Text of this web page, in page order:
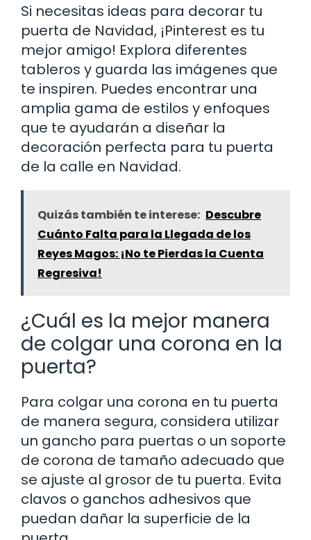
Si necesitas ideas para decorar tu
puerta de Navidad, ¡Pinterest es tu
mejor amigo! Explora diferentes
tableros y guarda las imágenes que
te inspiren. Puedes encontrar una
amplia gama de estilos y enfoques
que te ayudarán a diseñar la
decoración perfecta para tu puerta
de la calle en Navidad.
Quizás también te interese: Descubre
Cuánto Falta para la Llegada de los
Reyes Magos: ¡No te Pierdas la Cuenta
Regresiva!
¿Cuál es la mejor manera
de colgar una corona en la
puerta?
Para colgar una corona en tu puerta
de manera segura, considera utilizar
un gancho para puertas o un soporte
de corona de tamaño adecuado que
se ajuste al grosor de tu puerta. Evita
clavos o ganchos adhesivos que
puedan dañar la superficie de la